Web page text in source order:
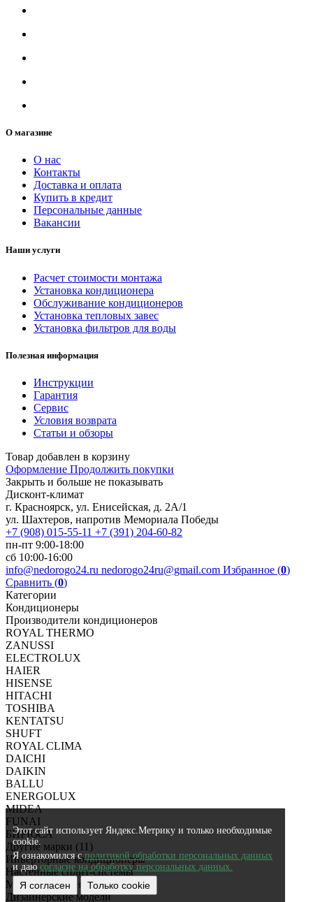
Этот сайт использует Яндекс.Метрику и только необходимые
cookie.
Я ознакомился сполитикой обработки персональных данных
и даю согласие на обработку персональных данных.
Я согласен Только cookie
О магазине
О нас
Контакты
Доставка и оплата
Купить в кредит
Персональные данные
Вакансии
Наши услуги
Расчет стоимости монтажа
Установка кондиционера
Обслуживание кондиционеров
Установка тепловых завес
Установка фильтров для воды
Полезная информация
Инструкции
Гарантия
Сервис
Условия возврата
Статьи и обзоры
Товар добавлен в корзину
Оформление Продолжить покупки
Закрыть и больше не показывать
Дисконт-климат
г. Красноярск, ул. Енисейская, д. 2А/1
ул. Шахтеров, напротив Мемориала Победы
+7 (908) 015-55-11 +7 (391) 204-60-82
пн-пт 9:00-18:00
сб 10:00-16:00
info@nedorogo24.ru nedorogo24ru@gmail.com Избранное (0)
Сравнить (0)
Категории
Кондиционеры
Производители кондиционеров
ROYAL THERMO
ZANUSSI
ELECTROLUX
HAIER
HISENSE
HITACHI
TOSHIBA
KENTATSU
SHUFT
ROYAL CLIMA
DAICHI
DAIKIN
BALLU
ENERGOLUX
MIDEA
FUNAI
БИРЮСА
Другие марки (11)
Инверторные кондиционеры
Настенные сплит-системы
Мобильные кондиционеры
Дизайнерские модели